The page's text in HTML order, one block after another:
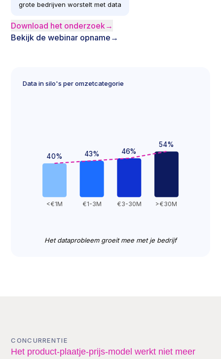
grote bedrijven worstelt met data
Download het onderzoek→
Bekijk de webinar opname →
Data in silo's per omzetcategorie
40%
<€1M
43%
€1-3M
46%
€3-30M
54%
>€30M
Het dataprobleem groeit mee met je bedrijf
CONCURRENTIE
Het product-plaatje-prijs-model werkt niet meer